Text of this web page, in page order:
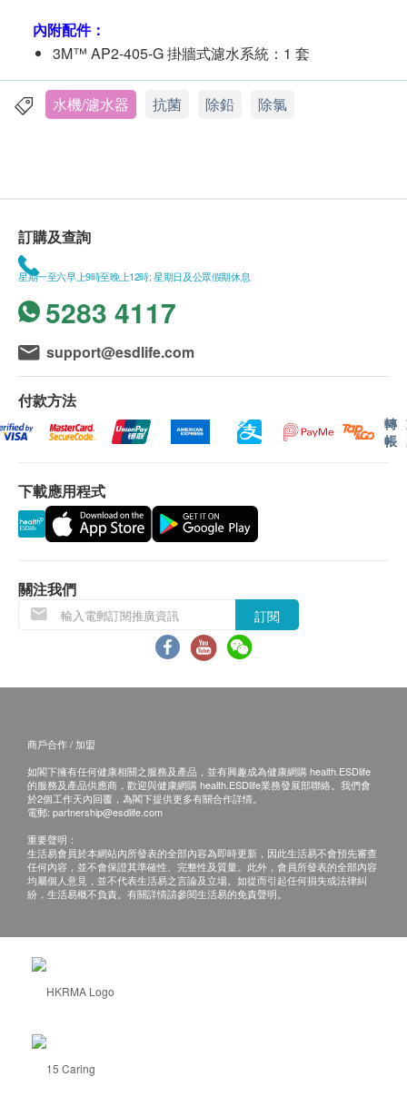
內附配件：
3M™ AP2-405-G 掛牆式濾水系統：1 套
水機/濾水器 抗菌 除鉛 除氯
訂購及查詢
星期一至六早上9時至晚上12時; 星期日及公眾假期休息
5283 4117
support@esdlife.com
付款方法
轉
帳
下載應用程式
關注我們
訂閱
商戶合作 / 加盟
如閣下擁有任何健康相關之服務及產品，並有興趣成為健康網購 health.ESDlife
的服務及產品供應商，歡迎與健康網購 health.ESDlife業務發展部聯絡。我們會
於2個工作天內回覆，為閣下提供更多有關合作詳情。
電郵: partnership@esdlife.com
重要聲明：
生活易會員於本網站內所發表的全部內容為即時更新，因此生活易不會預先審查
任何內容，並不會保證其準確性、完整性及質量。此外，會員所發表的全部內容
均屬個人意見，並不代表生活易之言論及立場。如從而引起任何損失或法律糾
紛，生活易概不負責。有關詳情請參閱生活易的免責聲明。